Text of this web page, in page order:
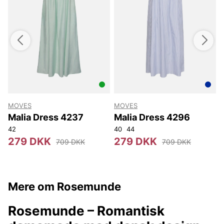
MOVES
Malia Dress 4237
42
279 DKK 709 DKK
MOVES
Malia Dress 4296
40 44
279 DKK 709 DKK
Mere om Rosemunde
Rosemunde – Romantisk